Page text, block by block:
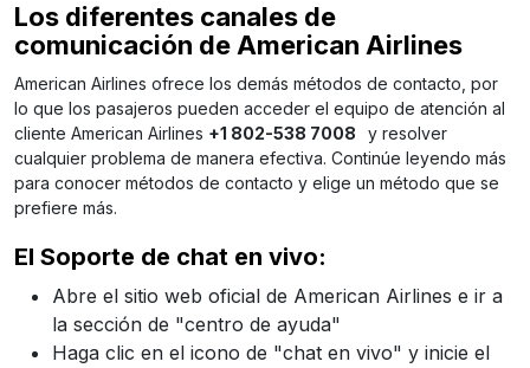
Los diferentes canales de
comunicación de American Airlines
American Airlines ofrece los demás métodos de contacto, por
lo que los pasajeros pueden acceder el equipo de atención al
cliente American Airlines +1 802-538 7008
y resolver
cualquier problema de manera efectiva. Continúe leyendo más
para conocer métodos de contacto y elige un método que se
prefiere más.
El Soporte de chat en vivo:
Abre el sitio web oficial de American Airlines e ir a
la sección de "centro de ayuda"
Haga clic en el icono de "chat en vivo" y inicie el